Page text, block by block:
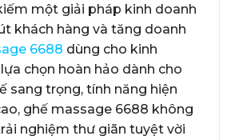
một giải pháp kinh doanh
khách hàng và tăng doanh
6688 dùng cho kinh
chọn hoàn hảo dành cho
sang trọng, tính năng hiện
ghế massage 6688 không
nghiệm thư giãn tuyệt vời